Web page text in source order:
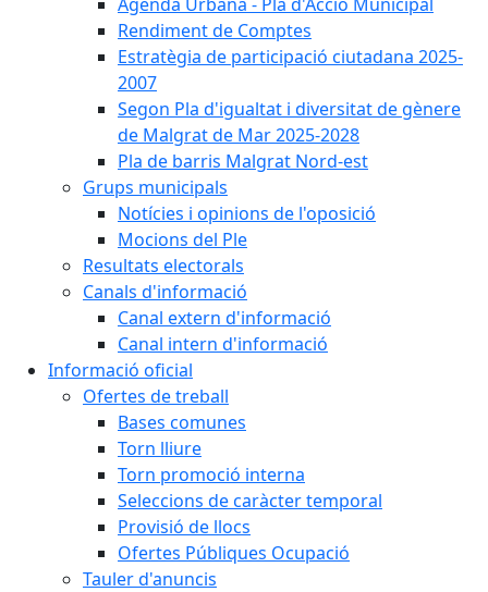
Rendiment de Comptes
Estratègia de participació ciutadana 2025-
2007
Segon Pla d'igualtat i diversitat de gènere
de Malgrat de Mar 2025-2028
Pla de barris Malgrat Nord-est
Grups municipals
Notícies i opinions de l'oposició
Mocions del Ple
Resultats electorals
Canals d'informació
Canal extern d'informació
Canal intern d'informació
Informació oficial
Ofertes de treball
Bases comunes
Torn lliure
Torn promoció interna
Seleccions de caràcter temporal
Provisió de llocs
Ofertes Públiques Ocupació
Tauler d'anuncis